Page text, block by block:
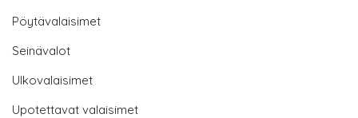
Pöytävalaisimet
Seinävalot
Ulkovalaisimet
Upotettavat valaisimet